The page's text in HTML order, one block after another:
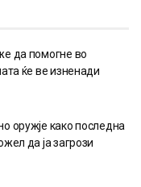
да помогне во
ќе ве изненади
оружје како последна
да ја загрози